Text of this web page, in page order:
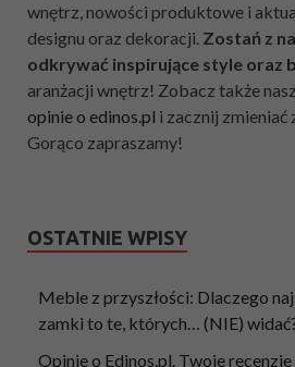
wnętrz, nowości produktowe i
designu oraz dekoracji. Zostań z
odkrywać inspirujące style oraz
aranżacji wnętrz! Zobacz także
opinie o edinos.pl i zacznij zmieniać
Gorąco zapraszamy!
OSTATNIE WPISY
Meble z przyszłości: Dlaczego
zamki to te, których… (NIE)
Opinie o Edinos.pl. Twoje recenzje